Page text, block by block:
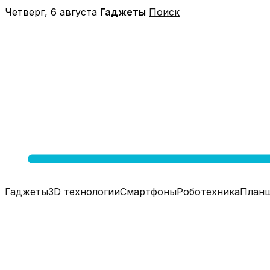
Перейти
Четверг, 6 августа Гаджеты Поиск
Гаджеты3D технологииСмартфоныРоботехника